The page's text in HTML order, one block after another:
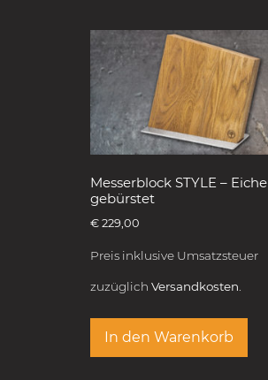
Messerblock STYLE – Eiche
gebürstet
€ 229,00
Preis inklusive Umsatzsteuer
zuzüglich Versandkosten.
In den Warenkorb